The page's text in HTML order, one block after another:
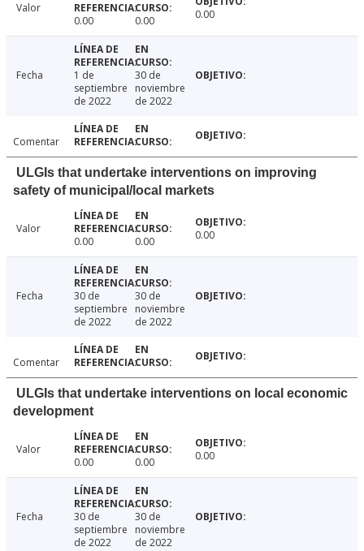
Valor
0.00
0.00 0.00
Fecha
1 de
septiembre
de 2022
30 de
noviembre
de 2022
Comentar
ULGIs that undertake interventions on improving
safety of municipal/local markets
Valor
0.00
0.00 0.00
Fecha
30 de
septiembre
de 2022
30 de
noviembre
de 2022
Comentar
ULGIs that undertake interventions on local economic
development
Valor
0.00
0.00 0.00
Fecha
30 de
septiembre
de 2022
30 de
noviembre
de 2022